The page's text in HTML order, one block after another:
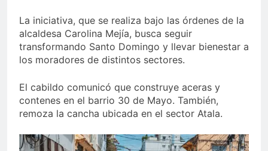
La iniciativa, que se realiza bajo las órdenes de la
alcaldesa Carolina Mejía, busca seguir
transformando Santo Domingo y llevar bienestar a
los moradores de distintos sectores.
El cabildo comunicó que construye aceras y
contenes en el barrio 30 de Mayo. También,
remoza la cancha ubicada en el sector Atala.